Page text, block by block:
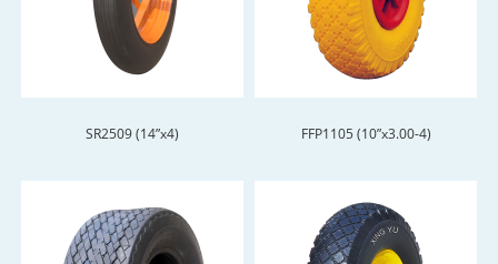
SR2509 (14”x4) FFP1105 (10”x3.00-4)